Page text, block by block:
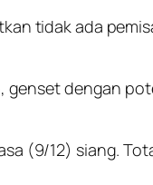
tidak ada
dengan
(9/12) siang.